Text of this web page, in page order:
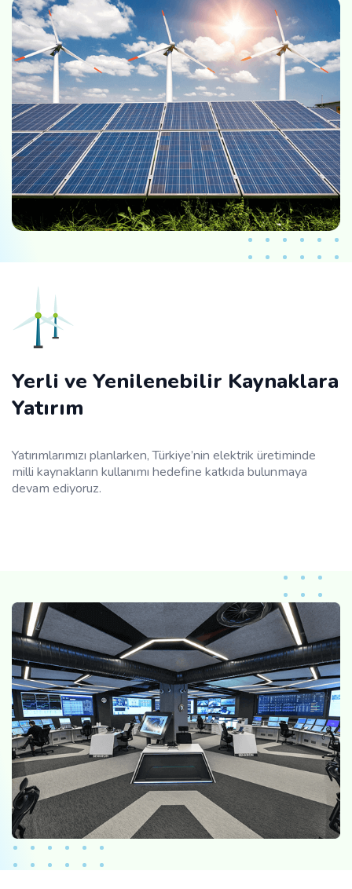
Yerli ve Yenilenebilir Kaynaklara
Yatırım
Yatırımlarımızı planlarken, Türkiye’nin elektrik üretiminde
milli kaynakların kullanımı hedefine katkıda bulunmaya
devam ediyoruz.